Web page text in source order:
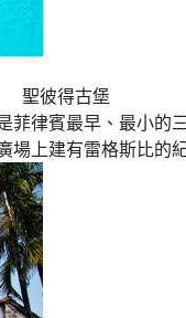
聖彼得古堡
律賓最早、最小的
場上建有雷格斯比的